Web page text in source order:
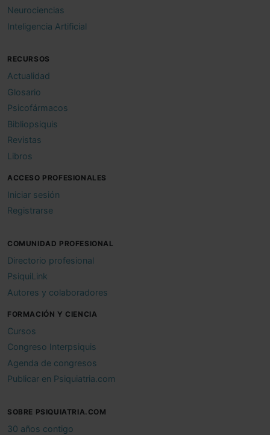
Neurociencias
Inteligencia Artificial
RECURSOS
Actualidad
Glosario
Psicofármacos
Bibliopsiquis
Revistas
Libros
ACCESO PROFESIONALES
Iniciar sesión
Registrarse
COMUNIDAD PROFESIONAL
Directorio profesional
PsiquiLink
Autores y colaboradores
FORMACIÓN Y CIENCIA
Cursos
Congreso Interpsiquis
Agenda de congresos
Publicar en Psiquiatria.com
SOBRE PSIQUIATRIA.COM
30 años contigo